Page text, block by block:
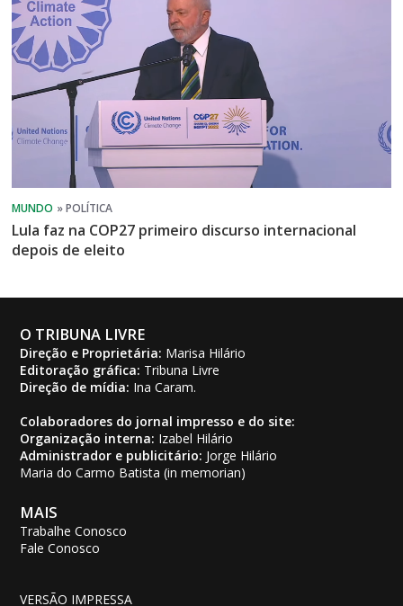
Lula faz na COP27 primeiro discurso internacional
depois de eleito
O TRIBUNA LIVRE
Direção e Proprietária: Marisa Hilário
Editoração gráfica: Tribuna Livre
Direção de mídia: Ina Caram.
Colaboradores do jornal impresso e do site:
Organização interna: Izabel Hilário
Administrador e publicitário: Jorge Hilário
Maria do Carmo Batista (in memorian)
MAIS
Trabalhe Conosco
Fale Conosco
VERSÃO IMPRESSA